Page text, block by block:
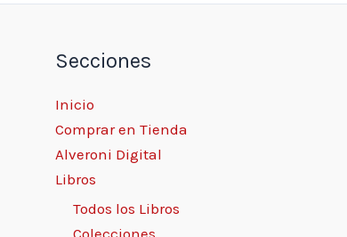
Secciones
Inicio
Comprar en Tienda
Alveroni Digital
Libros
Todos los Libros
Colecciones